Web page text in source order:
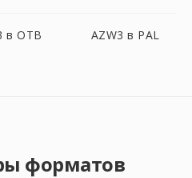
в OTB AZW3 в PAL
форматов